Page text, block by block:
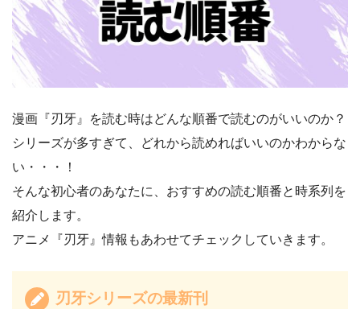
漫画『刃牙』を読む時はどんな順番で読むのがいいのか？
シリーズが多すぎて、どれから読めればいいのかわからな
い・・・！
そんな初心者のあなたに、おすすめの読む順番と時系列を
紹介します。
アニメ『刃牙』情報もあわせてチェックしていきます。
刃牙シリーズの最新刊